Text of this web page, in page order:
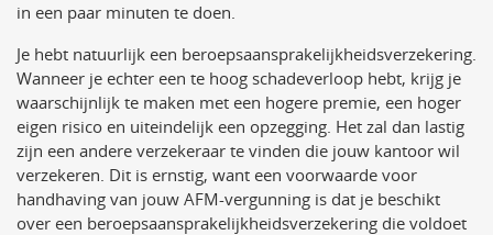
in een paar minuten te doen.
Je hebt natuurlijk een beroepsaansprakelijkheidsverzekering.
Wanneer je echter een te hoog schadeverloop hebt, krijg je
waarschijnlijk te maken met een hogere premie, een hoger
eigen risico en uiteindelijk een opzegging. Het zal dan lastig
zijn een andere verzekeraar te vinden die jouw kantoor wil
verzekeren. Dit is ernstig, want een voorwaarde voor
handhaving van jouw AFM-vergunning is dat je beschikt
over een beroepsaansprakelijkheidsverzekering die voldoet